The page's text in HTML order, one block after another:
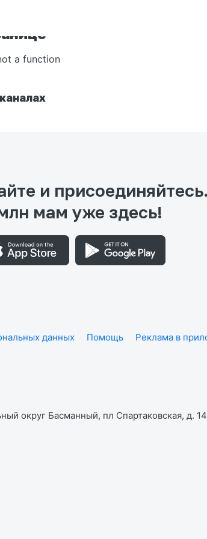
a function
и присоединяйтесь.
мам уже здесь!
данных Помощь Реклама в
округ Басманный, пл Спартаковская, д.